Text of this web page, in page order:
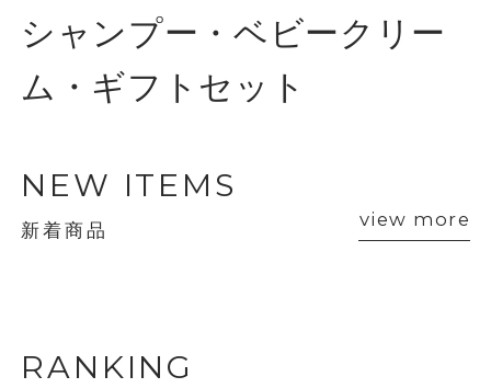
シャンプー・ベビークリー
ム・ギフトセット
NEW ITEMS
新着商品 view more
RANKING